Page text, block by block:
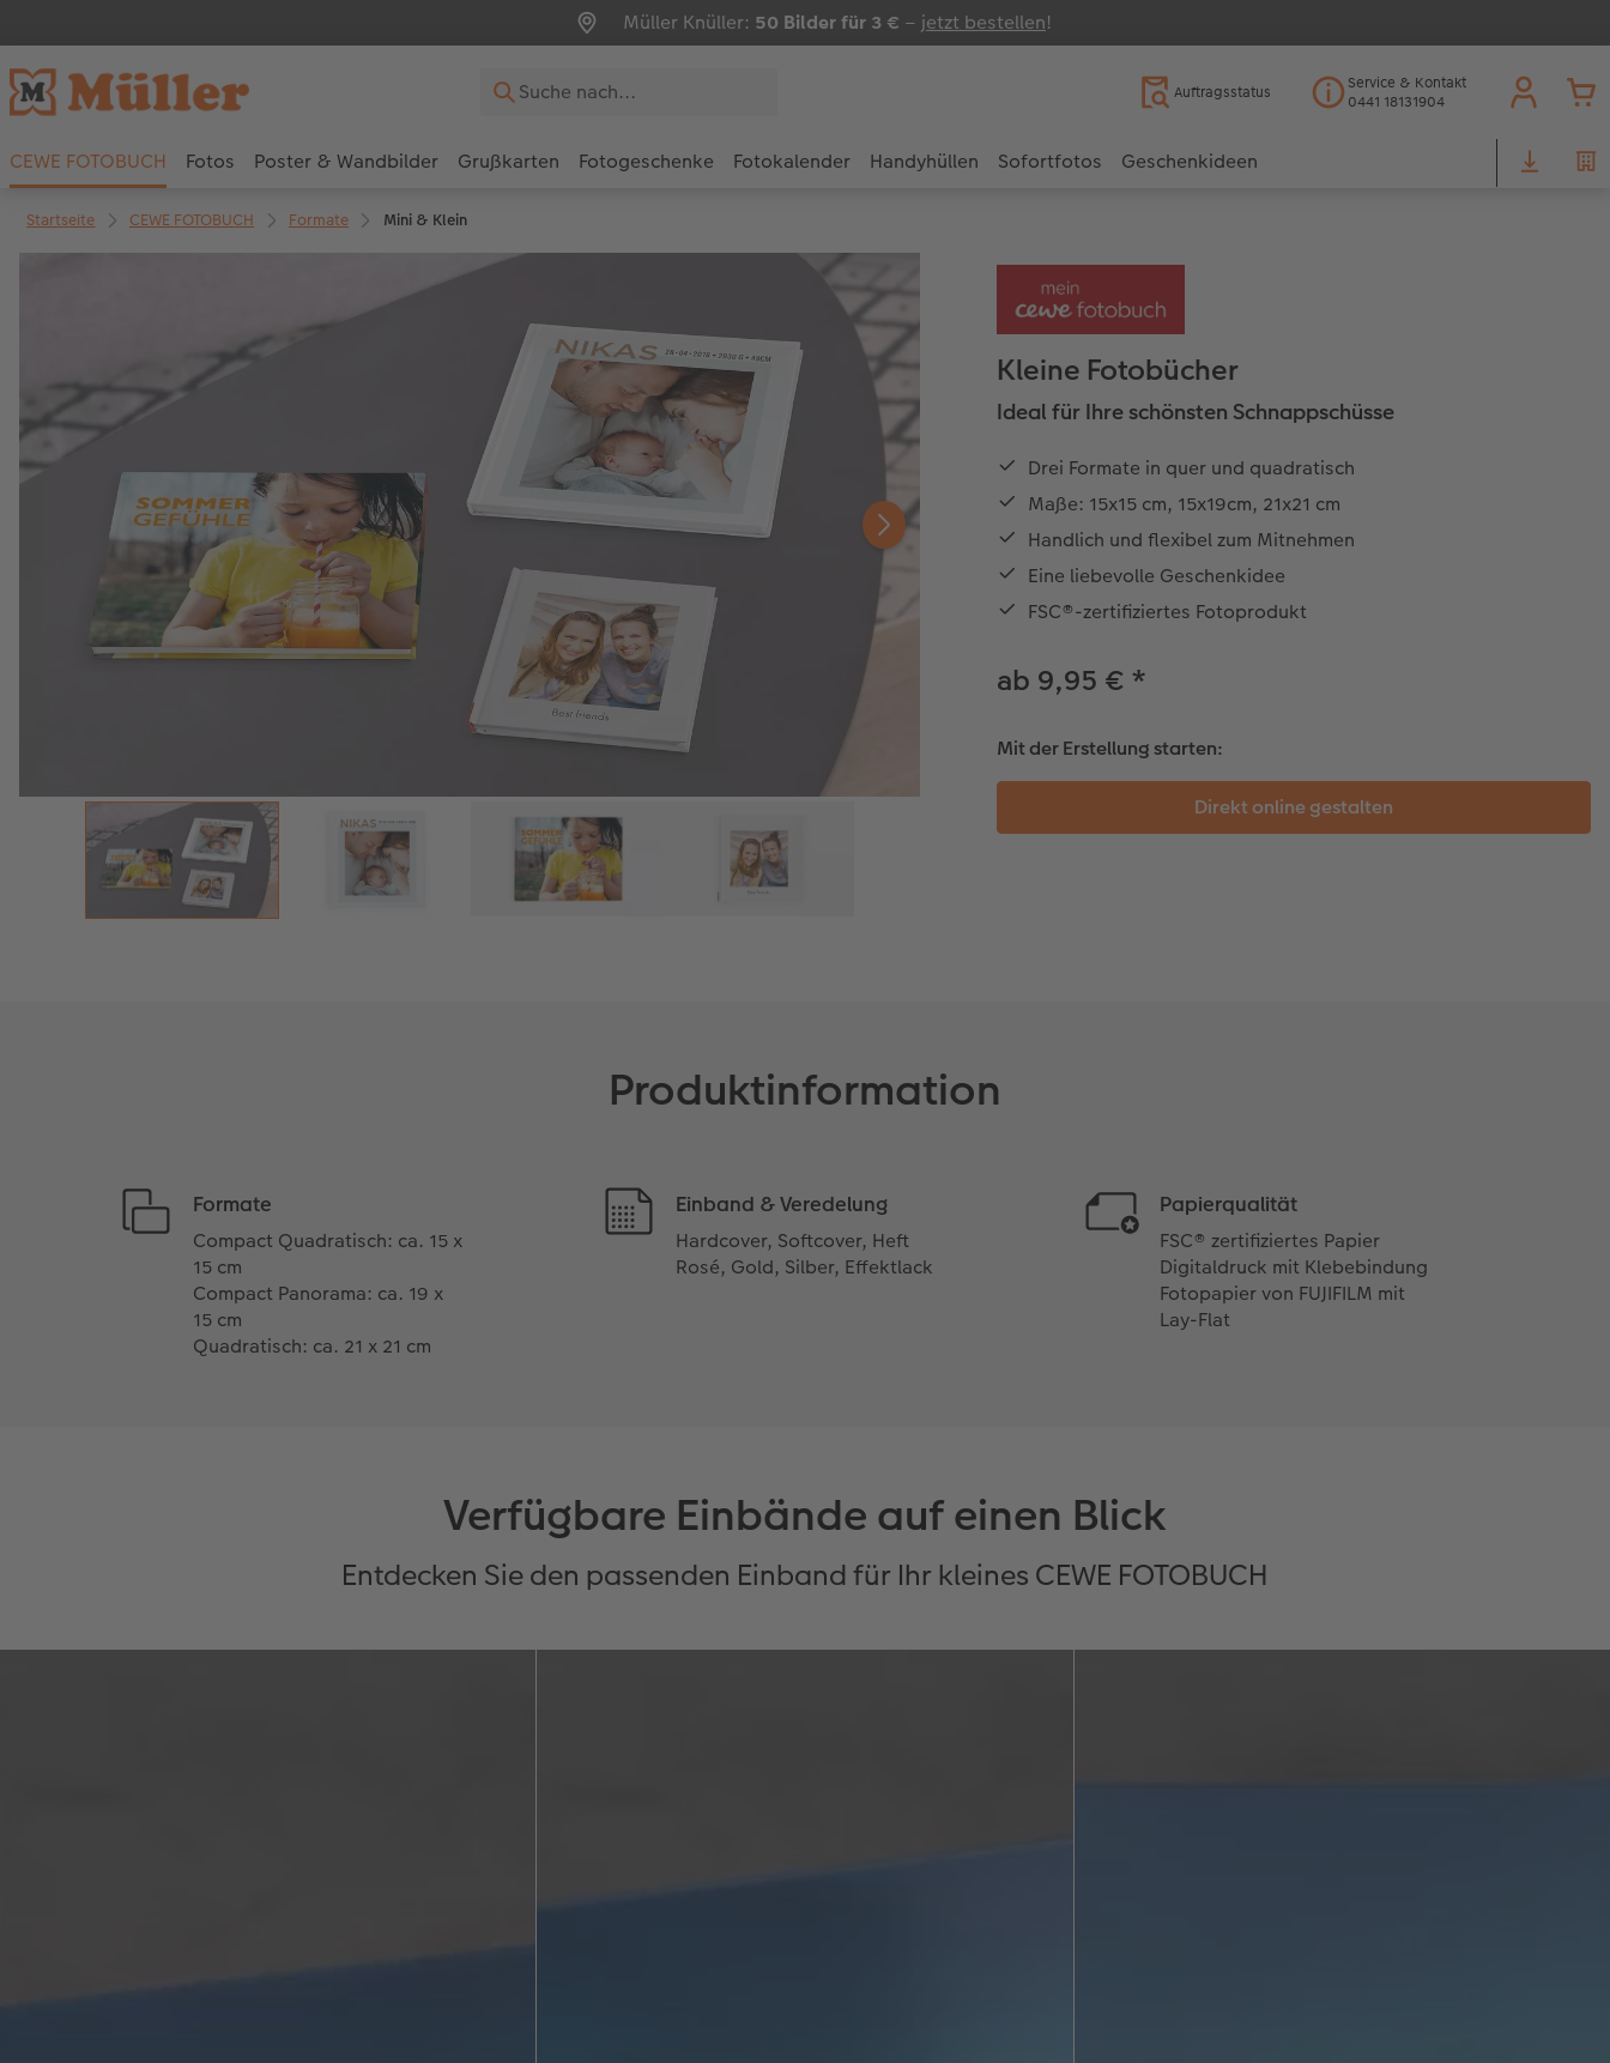
Müller Knüller: 50 Bilder für 3 € – jetzt bestellen!
Auftragsstatus
Service & Kontakt
0441 18131904
CEWE FOTOBUCH Fotos Poster & Wandbilder Grußkarten Fotogeschenke Fotokalender Handyhüllen Sofortfotos Geschenkideen
Startseite CEWE FOTOBUCH Formate Mini & Klein
Kleine Fotobücher
Ideal für Ihre schönsten Schnappschüsse
Drei Formate in quer und quadratisch
Maße: 15x15 cm, 15x19cm, 21x21 cm
Handlich und flexibel zum Mitnehmen
Eine liebevolle Geschenkidee
FSC®-zertifiziertes Fotoprodukt
ab 9,95 € *
Mit der Erstellung starten:
Produktinformation
Formate
Compact Quadratisch: ca. 15 x
15 cm
Compact Panorama: ca. 19 x
15 cm
Quadratisch: ca. 21 x 21 cm
Einband & Veredelung
Hardcover, Softcover, Heft
Rosé, Gold, Silber, Effektlack
Papierqualität
FSC® zertifiziertes Papier
Digitaldruck mit Klebebindung
Fotopapier von FUJIFILM mit
Lay-Flat
Verfügbare Einbände auf einen Blick
Entdecken Sie den passenden Einband für Ihr kleines CEWE FOTOBUCH